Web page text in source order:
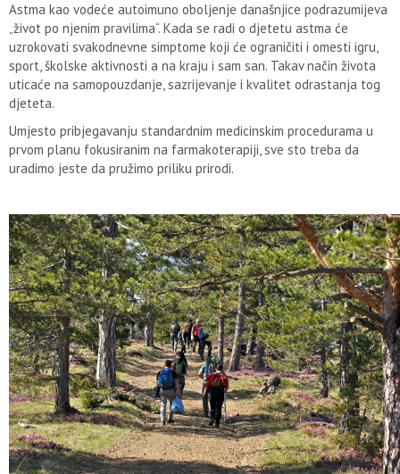
Astma kao vodeće autoimuno oboljenje današnjice podrazumijeva
„život po njenim pravilima“. Kada se radi o djetetu astma će
uzrokovati svakodnevne simptome koji će ograničiti i omesti igru,
sport, školske aktivnosti a na kraju i sam san. Takav način života
uticaće na samopouzdanje, sazrijevanje i kvalitet odrastanja tog
djeteta.
Umjesto pribjegavanju standardnim medicinskim procedurama u
prvom planu fokusiranim na farmakoterapiji, sve sto treba da
uradimo jeste da pružimo priliku prirodi.